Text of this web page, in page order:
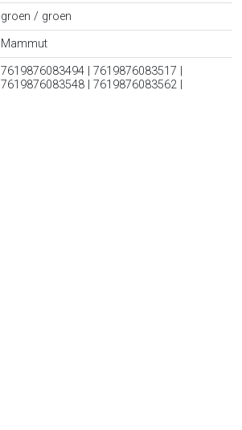
groen / groen
Mammut
7619876083494 | 7619876083517 |
7619876083548 | 7619876083562 |